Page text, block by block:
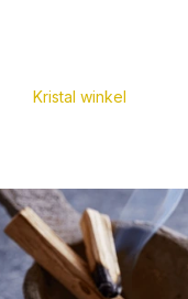
Kristal winkel